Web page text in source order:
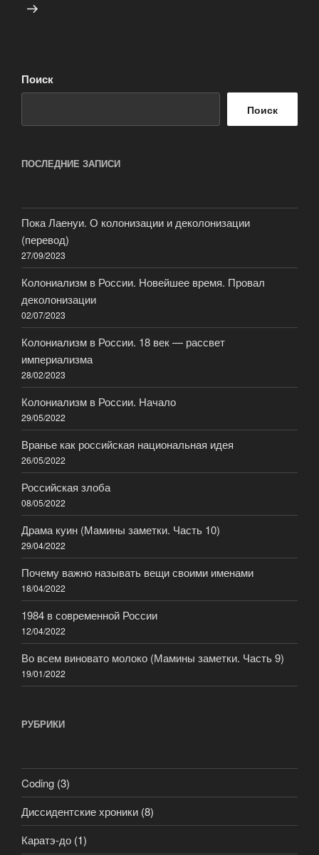
Поиск
Поиск
ПОСЛЕДНИЕ ЗАПИСИ
Пока Лаенуи. О колонизации и деколонизации
(перевод)
27/09/2023
Колониализм в России. Новейшее время. Провал
деколонизации
02/07/2023
Колониализм в России. 18 век — рассвет
империализма
28/02/2023
Колониализм в России. Начало
29/05/2022
Вранье как российская национальная идея
26/05/2022
Российская злоба
08/05/2022
Драма куин (Мамины заметки. Часть 10)
29/04/2022
Почему важно называть вещи своими именами
18/04/2022
1984 в современной России
12/04/2022
Во всем виновато молоко (Мамины заметки. Часть 9)
19/01/2022
РУБРИКИ
Coding (3)
Диссидентские хроники (8)
Каратэ-до (1)